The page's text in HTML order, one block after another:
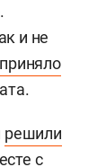
и не
приняло
решили
с